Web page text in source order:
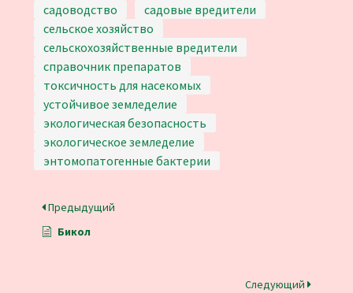
садоводство
садовые вредители
сельское хозяйство
сельскохозяйственные вредители
справочник препаратов
токсичность для насекомых
устойчивое земледелие
экологическая безопасность
экологическое земледелие
энтомопатогенные бактерии
Предыдущий
Бикол
Следующий